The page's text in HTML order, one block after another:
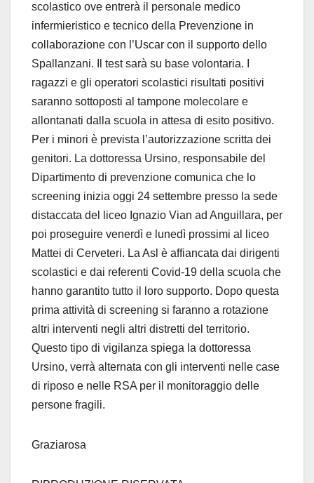
scolastico ove entrerà il personale medico
infermieristico e tecnico della Prevenzione in
collaborazione con l’Uscar con il supporto dello
Spallanzani. Il test sarà su base volontaria. I
ragazzi e gli operatori scolastici risultati positivi
saranno sottoposti al tampone molecolare e
allontanati dalla scuola in attesa di esito positivo.
Per i minori è prevista l’autorizzazione scritta dei
genitori. La dottoressa Ursino, responsabile del
Dipartimento di prevenzione comunica che lo
screening inizia oggi 24 settembre presso la sede
distaccata del liceo Ignazio Vian ad Anguillara, per
poi proseguire venerdì e lunedì prossimi al liceo
Mattei di Cerveteri. La Asl è affiancata dai dirigenti
scolastici e dai referenti Covid-19 della scuola che
hanno garantito tutto il loro supporto. Dopo questa
prima attività di screening si faranno a rotazione
altri interventi negli altri distretti del territorio.
Questo tipo di vigilanza spiega la dottoressa
Ursino, verrà alternata con gli interventi nelle case
di riposo e nelle RSA per il monitoraggio delle
persone fragili.
Graziarosa